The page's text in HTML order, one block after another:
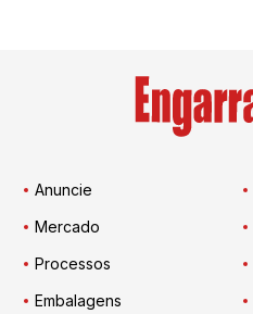
Anuncie
Mercado
Processos
Embalagens